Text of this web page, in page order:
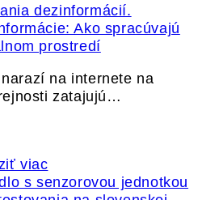
Ako spracúvajú
prostredí
na internete na
zatajujú…
viac